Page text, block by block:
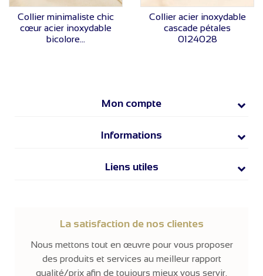
VOIR LE PRIX
Collier minimaliste chic
cœur acier inoxydable
bicolore...
VOIR LE PRIX
Collier acier inoxydable
cascade pétales
0124028
Mon compte
Informations
Liens utiles
La satisfaction de nos clientes
Nous mettons tout en œuvre pour vous proposer
des produits et services au meilleur rapport
qualité/prix afin de toujours mieux vous servir.